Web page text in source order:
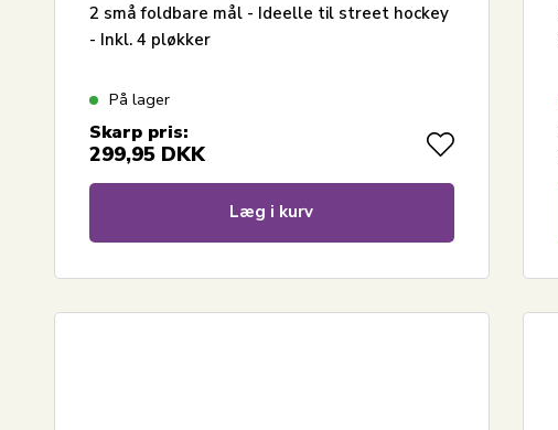
2 små foldbare mål - Ideelle til street hockey
- Inkl. 4 pløkker
På lager
Skarp pris:
299,95 DKK
Læg i kurv